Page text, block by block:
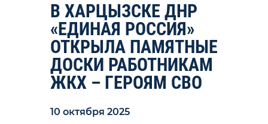
В ХАРЦЫЗСКЕ ДНР
«ЕДИНАЯ РОССИЯ»
ОТКРЫЛА ПАМЯТНЫЕ
ДОСКИ РАБОТНИКАМ
ЖКХ – ГЕРОЯМ СВО
10 октября 2025